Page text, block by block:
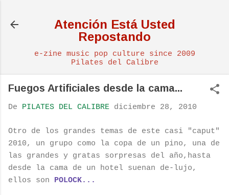
Atención Está Usted
Repostando
e-zine music pop culture since 2009
Pilates del Calibre
Fuegos Artificiales desde la cama...
De PILATES DEL CALIBRE diciembre 28, 2010
Otro de los grandes temas de este casi "caput"
2010, un grupo como la copa de un pino, una de
las grandes y gratas sorpresas del año,hasta
desde la cama de un hotel suenan de-lujo,
ellos son
POLOCK...